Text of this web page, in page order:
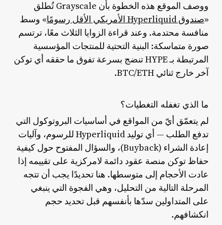
ووصف الموقع هذه الخطوة بأن Grayscale تُطلق
«صندوق Hyperliquid الأمريكي الأقل رسومًا
» وسط
منافسة محتدمة. وعند قراءة الزوايا الثلاث معًا، ترتسم
صورة متماسكة: البنية التحتية للمنتجات المؤسسية
المرتبطة بـ HYPE تنضج بسرعة تفوق ما حققه أي توكن
آخر خارج ثنائي BTC/ETH.
ما الذي تغفله التغطيات؟
لم يتعمّق أيّ من المواقع في أساسيات البروتوكول التي
تدفع الطلب — أي توليد Hyperliquid للرسوم، وآليات
إعادة الشراء (Buyback)، والسؤال المفتوح حول كيفية
حفاظ توكن منصة عقود دائمة لامركزية على تقييمه إذا
عادت الأحجام إلى متوسطها. هنا تحديدًا يجب أن تتجه
المرحلة التالية من التحليل، وهي الفجوة التي ينبغي
على المتداولين سدّها بأنفسهم قبل تحديد حجم
انكشافهم.